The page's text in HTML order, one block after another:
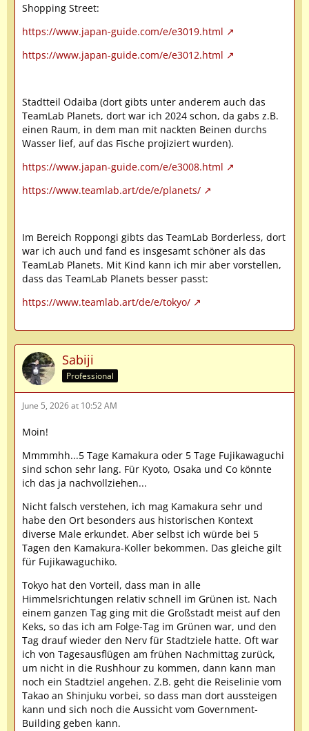
Shopping Street:
https://www.japan-guide.com/e/e3019.html
https://www.japan-guide.com/e/e3012.html
Stadtteil Odaiba (dort gibts unter anderem auch das
TeamLab Planets, dort war ich 2024 schon, da gabs z.B.
einen Raum, in dem man mit nackten Beinen durchs
Wasser lief, auf das Fische projiziert wurden).
https://www.japan-guide.com/e/e3008.html
https://www.teamlab.art/de/e/planets/
Im Bereich Roppongi gibts das TeamLab Borderless, dort
war ich auch und fand es insgesamt schöner als das
TeamLab Planets. Mit Kind kann ich mir aber vorstellen,
dass das TeamLab Planets besser passt:
https://www.teamlab.art/de/e/tokyo/
Sabiji
Professional
June 5, 2026 at 10:52 AM
Moin!
Mmmmhh...5 Tage Kamakura oder 5 Tage Fujikawaguchi
sind schon sehr lang. Für Kyoto, Osaka und Co könnte
ich das ja nachvollziehen...
Nicht falsch verstehen, ich mag Kamakura sehr und
habe den Ort besonders aus historischen Kontext
diverse Male erkundet. Aber selbst ich würde bei 5
Tagen den Kamakura-Koller bekommen. Das gleiche gilt
für Fujikawaguchiko.
Tokyo hat den Vorteil, dass man in alle
Himmelsrichtungen relativ schnell im Grünen ist. Nach
einem ganzen Tag ging mit die Großstadt meist auf den
Keks, so das ich am Folge-Tag im Grünen war, und den
Tag drauf wieder den Nerv für Stadtziele hatte. Oft war
ich von Tagesausflügen am frühen Nachmittag zurück,
um nicht in die Rushhour zu kommen, dann kann man
noch ein Stadtziel angehen. Z.B. geht die Reiselinie vom
Takao an Shinjuku vorbei, so dass man dort aussteigen
kann und sich noch die Aussicht vom Government-
Building geben kann.